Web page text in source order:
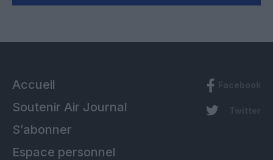
Accueil
Soutenir Air Journal
S’abonner
Espace personnel